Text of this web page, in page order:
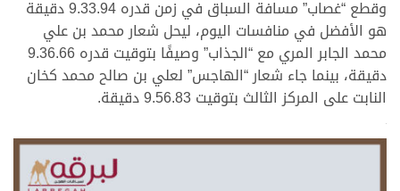
وقطع “غصاب” مسافة السباق في زمن قدره 9.33.94 دقيقة
هو الأفضل في منافسات اليوم، ليحل شعار محمد بن علي
محمد الجابر المري مع “الجذاب” وصيفًا بتوقيت قدره 9.36.66
دقيقة، بينما جاء شعار “الهاجس” لعلي بن صالح محمد كخان
النابت على المركز الثالث بتوقيت 9.56.83 دقيقة.